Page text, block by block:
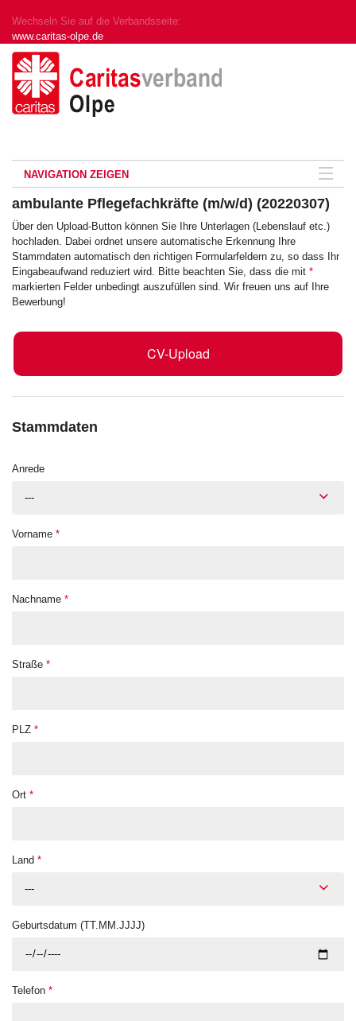
Wechseln Sie auf die Verbandsseite:
www.caritas-olpe.de
NAVIGATION ZEIGEN
ambulante Pflegefachkräfte (m/w/d) (20220307)
Über den Upload-Button können Sie Ihre Unterlagen (Lebenslauf etc.)
hochladen. Dabei ordnet unsere automatische Erkennung Ihre
Stammdaten automatisch den richtigen Formularfeldern zu, so dass Ihr
Eingabeaufwand reduziert wird. Bitte beachten Sie, dass die mit *
markierten Felder unbedingt auszufüllen sind. Wir freuen uns auf Ihre
Bewerbung!
CV-Upload
Stammdaten
Anrede
---
Vorname *
Nachname *
Straße *
PLZ *
Ort *
Land *
---
Geburtsdatum (TT.MM.JJJJ)
Telefon *